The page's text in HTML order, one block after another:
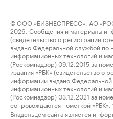
© ООО «БИЗНЕСПРЕСС», АО
2026. Сообщения и материалы
(свидетельство о регистрации
выдано Федеральной службой по
информационных технологий и
(Роскомнадзор) 09.12.2015 за
издания «РБК» (свидетельство о
информации выдано
информационных технологий и
(Роскомнадзор) 03.12.2021 за
сопровождаются пометкой «РБК».
Владельцем сайта является